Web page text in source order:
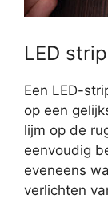
LED
Een LED-
op een
lijm op de
eenvoudig
eveneens
verlichten